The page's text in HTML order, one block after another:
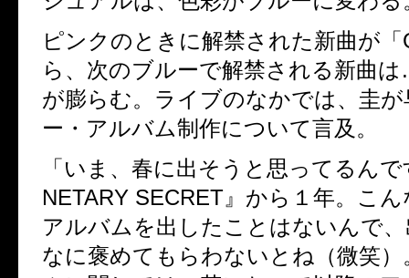
ピンクのときに解禁された新曲が
ら、次のブルーで解禁される新曲
が膨らむ。ライブのなかでは、圭
ー・アルバム制作について言及。
「いま、春に出そうと思ってるん
NETARY SECRET』から１年。こ
アルバムを出したことはないんで
なに褒めてもらわないとね（微笑